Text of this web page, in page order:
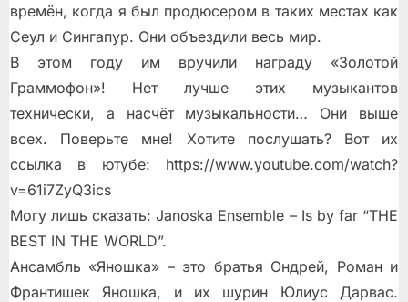
времён, когда я был продюсером в таких местах как
Сеул и Сингапур. Они объездили весь мир.
В этом году им вручили награду «Золотой
Граммофон»! Нет лучше этих музыкантов
технически, а насчёт музыкальности… Они выше
всех. Поверьте мне! Хотите послушать? Вот их
ссылка в ютубе: https://www.youtube.com/watch?
v=61i7ZyQ3ics
Могу лишь сказать: Janoska Ensemble – Is by far “THE
BEST IN THE WORLD”.
Ансамбль «Яношка» – это братья Ондрей, Роман и
Франтишек Яношка, и их шурин Юлиус Дарвас.